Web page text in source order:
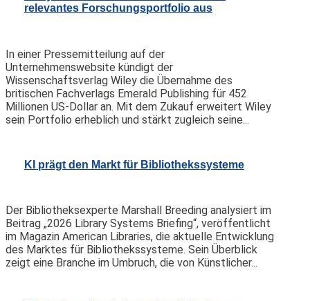
relevantes Forschungsportfolio aus
In einer Pressemitteilung auf der
Unternehmenswebsite kündigt der
Wissenschaftsverlag Wiley die Übernahme des
britischen Fachverlags Emerald Publishing für 452
Millionen US-Dollar an. Mit dem Zukauf erweitert Wiley
sein Portfolio erheblich und stärkt zugleich seine...
KI prägt den Markt für Bibliothekssysteme
Der Bibliotheksexperte Marshall Breeding analysiert im
Beitrag „2026 Library Systems Briefing“, veröffentlicht
im Magazin American Libraries, die aktuelle Entwicklung
des Marktes für Bibliothekssysteme. Sein Überblick
zeigt eine Branche im Umbruch, die von Künstlicher...